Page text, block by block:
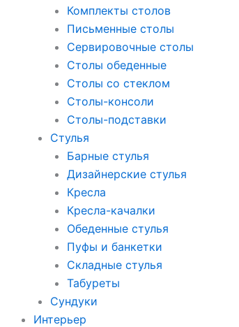
Комплекты столов
Письменные столы
Сервировочные столы
Столы обеденные
Столы со стеклом
Столы-консоли
Столы-подставки
Стулья
Барные стулья
Дизайнерские стулья
Кресла
Кресла-качалки
Обеденные стулья
Пуфы и банкетки
Складные стулья
Табуреты
Сундуки
Интерьер